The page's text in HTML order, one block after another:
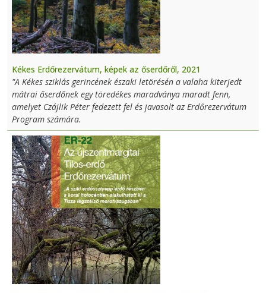
Kékes Erdőrezervátum, képek az őserdőről, 2021
"A Kékes sziklás gerincének északi letörésén a valaha kiterjedt
mátrai őserdőnek egy töredékes maradványa maradt fenn,
amelyet Czájlik Péter fedezett fel és javasolt az Erdőrezervátum
Program számára.